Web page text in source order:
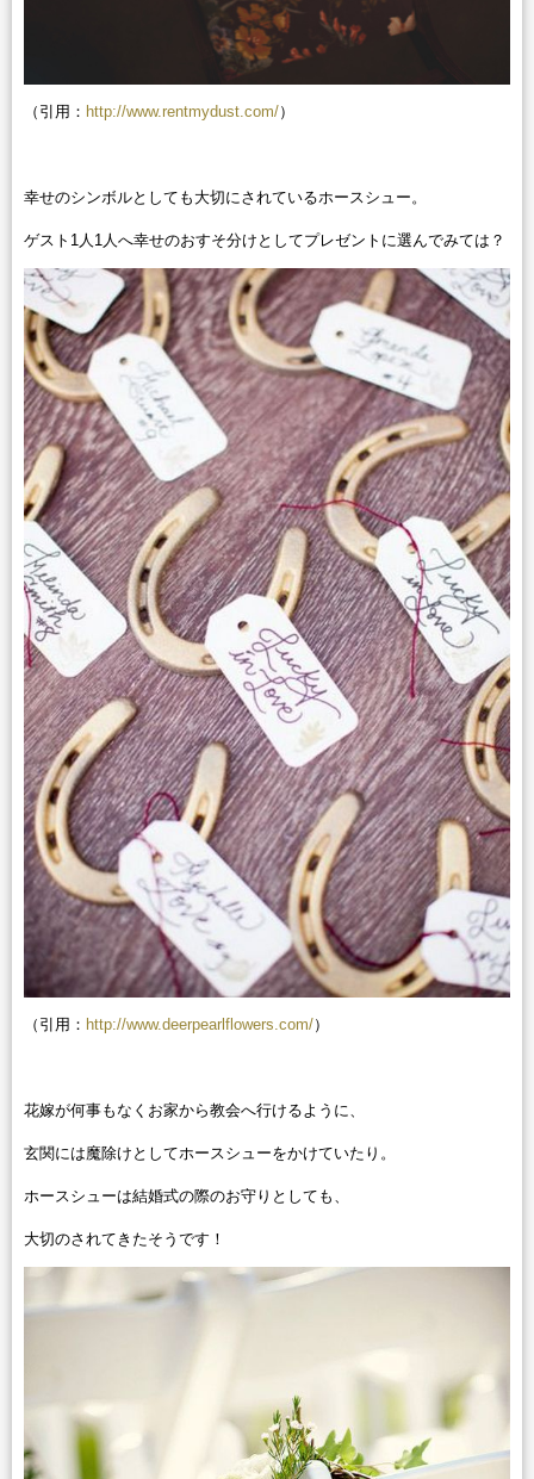
（引用： http://www.rentmydust.com/）
幸せのシンボルとしても大切にされているホースシュー。
ゲスト1人1人へ幸せのおすそ分けとしてプレゼントに選んでみては？
（引用： http://www.deerpearlflowers.com/）
花嫁が何事もなくお家から教会へ行けるように、
玄関には魔除けとしてホースシューをかけていたり。
ホースシューは結婚式の際のお守りとしても、
大切のされてきたそうです！